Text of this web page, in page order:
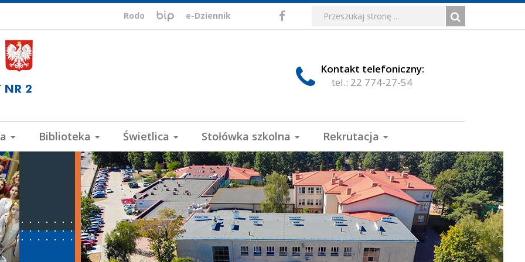
ePUAP,
VULCAN
Rodo
Biuletyn
Informacji
e-Dziennik
Media
społecznościowe
FacebookWyszukiwarka
Formularz
wyszukiwania
Wyszukiwana
fraza:
Szukaj
Kontakt telefoniczny:
tel.: 22 774-27-54
Biblioteka Świetlica Stołówka szkolna Rekrutacja